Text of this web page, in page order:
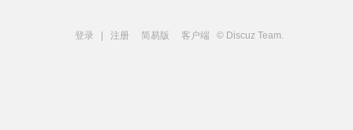
登录 注册 简易版 客户端 © Discuz Team.